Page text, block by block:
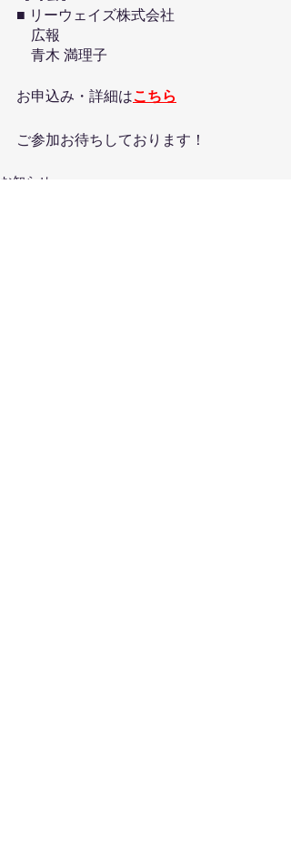
■ リーウェイズ株式会社
広報
青木 満理子
お申込み・詳細はこちら
ご参加お待ちしております！
お知らせ